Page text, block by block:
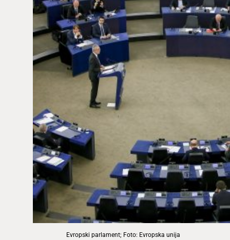
Evropski parlament; Foto: Evropska unija